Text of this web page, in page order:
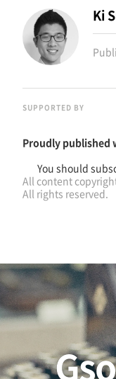
Ki
SUPPORTED BY
Proudly published
You should
All content
All rights reserved.